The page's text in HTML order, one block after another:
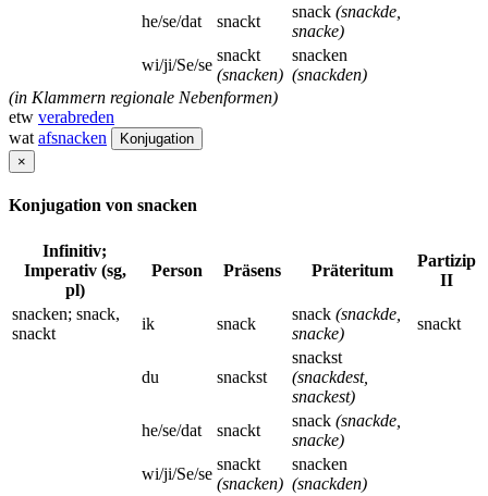
he/se/dat
snackt
snack (snackde,
snacke)
wi/ji/Se/se
snackt
(snacken)
snacken
(snackden)
(in Klammern regionale Nebenformen)
etw verabreden
wat afsnacken
Konjugation
×
Konjugation von snacken
Infinitiv;
Imperativ (sg,
pl)
Person Präsens Präteritum
Partizip
II
snacken; snack,
snackt
ik snack
snack (snackde,
snacke)
snackt
du snackst
snackst
(snackdest,
snackest)
he/se/dat
snackt
snack (snackde,
snacke)
wi/ji/Se/se
snackt
(snacken)
snacken
(snackden)